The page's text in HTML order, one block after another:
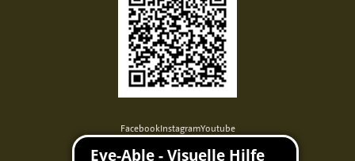
FacebookInstagramYoutube